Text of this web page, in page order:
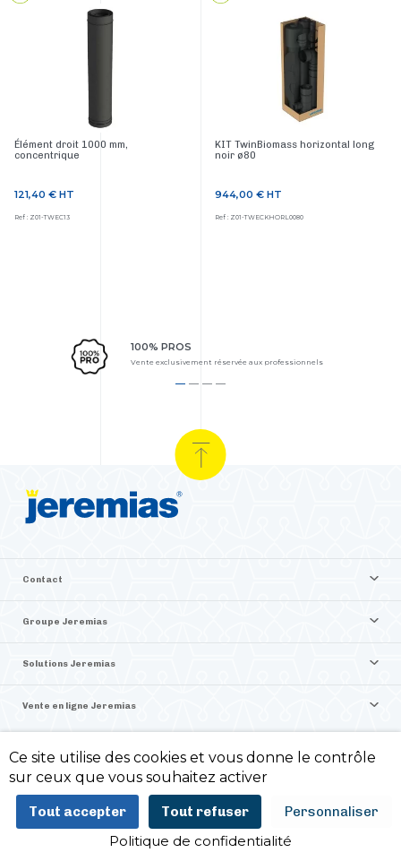
AJOUTER AU PANIER
Élément droit 1000 mm,
concentrique
Prix
121,40 € HT
Ref : Z01-TWEC13
KIT TwinBiomass horizontal long
noir ø80
Prix
944,00 € HT
Ref : Z01-TWECKHORL0080
100% PROS
Vente exclusivement réservée aux professionnels
Contact
Groupe Jeremias
Solutions Jeremias
Vente en ligne Jeremias
©2026 Jeremias France
Politique de confidentialité -
ITIS Commerce
Ce site utilise des cookies et vous donne le contrôle
sur ceux que vous souhaitez activer
Tout accepter Tout refuser Personnaliser
Politique de confidentialité